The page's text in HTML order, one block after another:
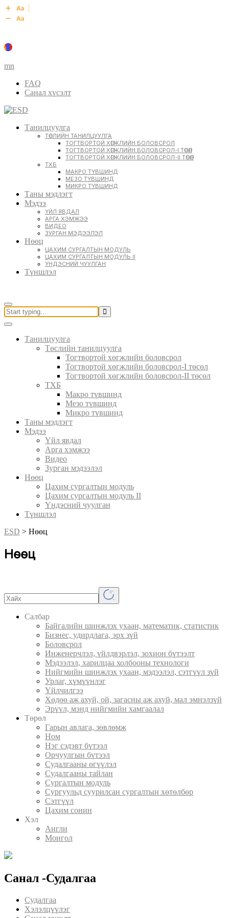
mn
FAQ
Санал хүсэлт
Танилцуулга
ТӨСЛИЙН ТАНИЛЦУУЛГА
ТОГТВОРТОЙ ХӨГЖЛИЙН БОЛОВСРОЛ
ТОГТВОРТОЙ ХӨГЖЛИЙН БОЛОВСРОЛ-I ТӨСӨЛ
ТОГТВОРТОЙ ХӨГЖЛИЙН БОЛОВСРОЛ-II ТӨСӨЛ
ТХБ
МАКРО ТҮВШИНД
МЕЗО ТҮВШИНД
МИКРО ТҮВШИНД
Таны мэдлэгт
Мэдээ
ҮЙЛ ЯВДАЛ
АРГА ХЭМЖЭЭ
ВИДЕО
ЗУРГАН МЭДЭЭЛЭЛ
Нөөц
ЦАХИМ СУРГАЛТЫН МОДУЛЬ
ЦАХИМ СУРГАЛТЫН МОДУЛЬ II
ҮНДЭСНИЙ ЧУУЛГАН
Түншлэл
Танилцуулга
Төслийн танилцуулга
Тогтвортой хөгжлийн боловсрол
Тогтвортой хөгжлийн боловсрол-I төсөл
Тогтвортой хөгжлийн боловсрол-II төсөл
ТХБ
Макро түвшинд
Мезо түвшинд
Микро түвшинд
Таны мэдлэгт
Мэдээ
Үйл явдал
Арга хэмжээ
Видео
Зурган мэдээлэл
Нөөц
Цахим сургалтын модуль
Цахим сургалтын модуль II
Үндэсний чуулган
Түншлэл
ESD > Нөөц
Нөөц
Салбар
Байгалийн шинжлэх ухаан, математик, статистик
Бизнес, удирдлага, эрх зүй
Боловсрол
Инженерчлэл, үйлдвэрлэл, зохион бүтээлт
Мэдээлэл, харилцаа холбооны технологи
Нийгмийн шинжлэх ухаан, мэдээлэл, сэтгүүл зүй
Урлаг, хүмүүнлэг
Үйлчилгээ
Хөдөө аж ахуй, ой, загасны аж ахуй, мал эмнэлзүй
Эрүүл, мэнд нийгмийн хамгаалал
Төрөл
Гарын авлага, зөвлөмж
Ном
Нэг сэдэвт бүтээл
Орчуулгын бүтээл
Судалгааны өгүүлэл
Судалгааны тайлан
Сургалтын модуль
Сургуульд суурилсан сургалтын хөтөлбөр
Сэтгүүл
Цахим сонин
Хэл
Англи
Монгол
Санал -Судалгаа
Судалгаа
Хэлэлцүүлэг